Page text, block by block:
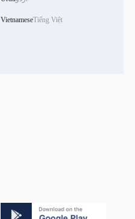
VietnameseTiếng Việt